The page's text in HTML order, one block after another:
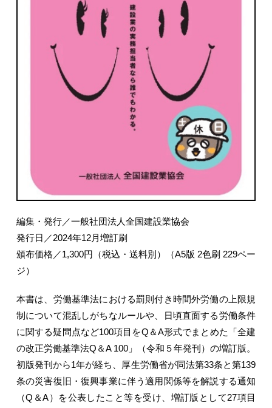
編集・発行／一般社団法人全国建設業協会
発行日／2024年12月増訂刷
頒布価格／1,300円（税込・送料別）（A5版 2色刷 229ペー
ジ）
本書は、労働基準法における罰則付き時間外労働の上限規
制について混乱しがちなルールや、日頃直面する労働条件
に関する疑問点など100項目をQ＆A形式でまとめた「全建
の改正労働基準法Q＆A 100」（令和５年発刊）の増訂版。
初版発刊から1年が経ち、厚生労働省が同法第33条と第139
条の災害復旧・復興事業に伴う適用関係等を解説する通知
（Q＆A）を公表したこと等を受け、増訂版として27項目